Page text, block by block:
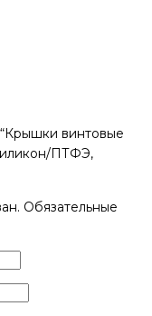
винтовые
ПТФЭ,
Обязательные